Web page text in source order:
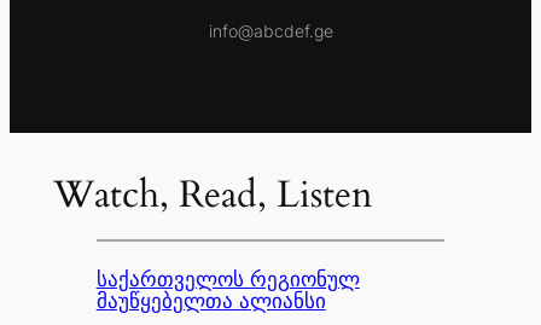
info@abcdef.ge
Watch, Read, Listen
საქართველოს რეგიონულ
მაუწყებელთა ალიანსი